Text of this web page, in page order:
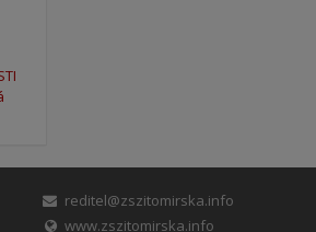
reditel@zszitomirska.info
www.zszitomirska.info